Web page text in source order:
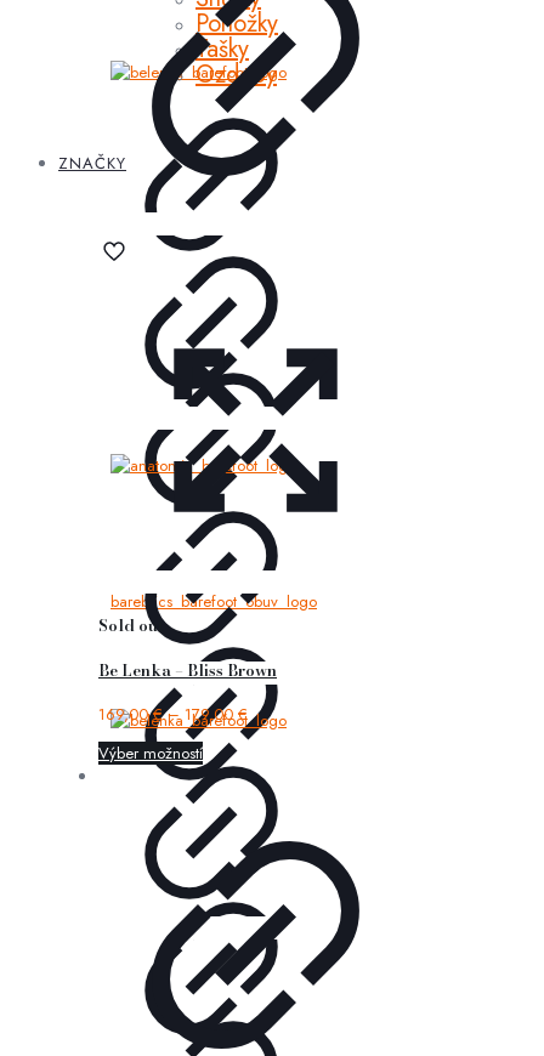
Ponožky
Tašky
Ozdoby
ZNAČKY
Sold out
Be Lenka – Bliss Brown
169,00€–179,00€
Výber možností